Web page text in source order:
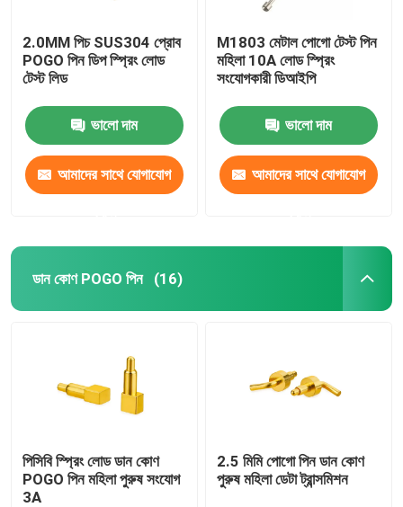
2.0MM পিচ SUS304 প্রোব
POGO পিন ডিপ স্প্রিং লোড
টেস্ট লিড
ভালো দাম
আমাদের সাথে যোগাযোগ
M1803 মেটাল পোগো টেস্ট পিন
মহিলা 10A লোড স্প্রিং
সংযোগকারী ডিআইপি
ভালো দাম
আমাদের সাথে যোগাযোগ
ডান কোণ POGO পিন (16)
পিসিবি স্প্রিং লোড ডান কোণ
POGO পিন মহিলা পুরুষ সংযোগ
3A
2.5 মিমি পোগো পিন ডান কোণ
পুরুষ মহিলা ডেটা ট্রান্সমিশন